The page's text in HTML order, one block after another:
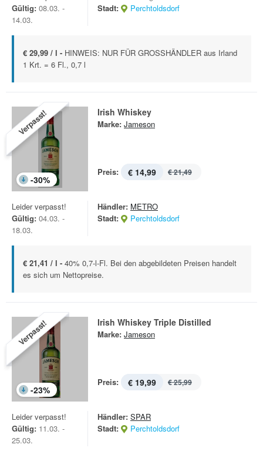
Gültig: 08.03. -
14.03.
Stadt:
Perchtoldsdorf
€ 29,99 / l - HINWEIS: NUR FÜR GROSSHÄNDLER aus Irland
1 Krt. = 6 Fl., 0,7 l
Verpasst!
-30%
Irish Whiskey
Marke: Jameson
Preis: € 14,99 € 21,49
Leider verpasst!
Gültig: 04.03. -
18.03.
Händler: METRO
Stadt:
Perchtoldsdorf
€ 21,41 / l - 40% 0,7-l-Fl. Bei den abgebildeten Preisen handelt
es sich um Nettopreise.
Verpasst!
-23%
Irish Whiskey Triple Distilled
Marke: Jameson
Preis: € 19,99 € 25,99
Leider verpasst!
Gültig: 11.03. -
25.03.
Händler: SPAR
Stadt:
Perchtoldsdorf